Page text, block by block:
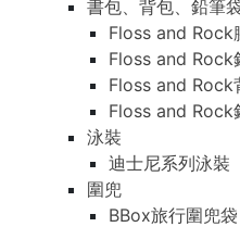
書包、背包、鉛筆
Floss and Rock
Floss and Rock
Floss and Rock
Floss and Rock
泳裝
迪士尼系列泳裝
圍兜
BBox旅行圍兜袋